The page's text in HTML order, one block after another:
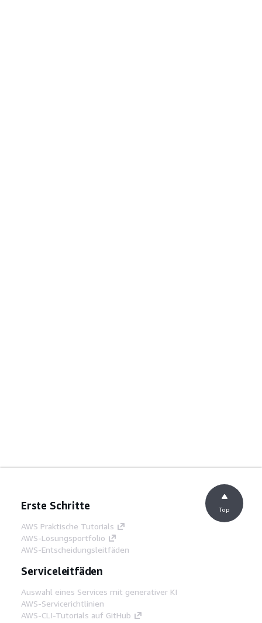
Erste Schritte
AWS Praktische Tutorials
AWS-Lösungsportfolio
AWS-Entscheidungsleitfäden
Serviceleitfäden
Auswahl eines Services mit generativer KI
AWS-Servicerichtlinien
AWS-CLI-Tutorials auf GitHub
Top